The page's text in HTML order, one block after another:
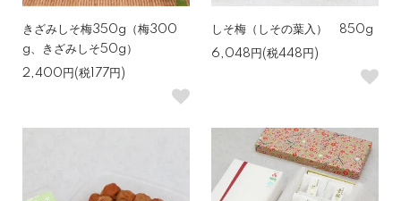
きざみしそ梅350g（梅300
g、きざみしそ50g）
2,400円(税177円)
しそ梅（しその葉入） 850g
6,048円(税448円)